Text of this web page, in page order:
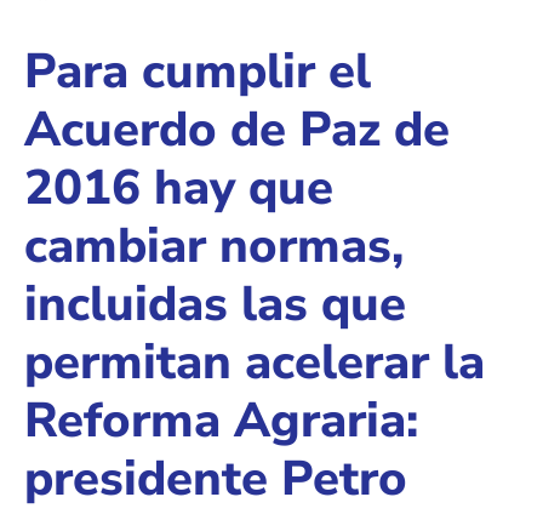
Para cumplir el
Acuerdo de Paz de
2016 hay que
cambiar normas,
incluidas las que
permitan acelerar la
Reforma Agraria:
presidente Petro